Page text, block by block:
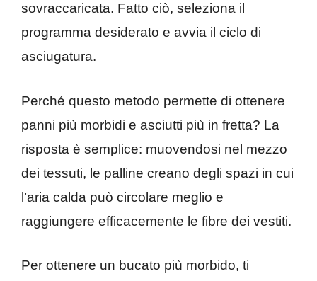
sovraccaricata. Fatto ciò, seleziona il
programma desiderato e avvia il ciclo di
asciugatura.
Perché questo metodo permette di ottenere
panni più morbidi e asciutti più in fretta? La
risposta è semplice: muovendosi nel mezzo
dei tessuti, le palline creano degli spazi in cui
l’aria calda può circolare meglio e
raggiungere efficacemente le fibre dei vestiti.
Per ottenere un bucato più morbido, ti